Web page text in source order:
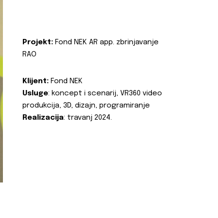
Projekt: Fond NEK AR app. zbrinjavanje
RAO
Klijent: Fond NEK
Usluge: koncept i scenarij, VR360 video
produkcija, 3D, dizajn, programiranje
Realizacija: travanj 2024.